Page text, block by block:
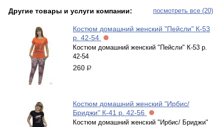
посмотреть все (20)
Другие товары и услуги компании:
Костюм домашний женский "Пейсли" К-53
р. 42-54
Костюм домашний женский "Пейсли" К-53 р.
42-54
260 р.
Костюм домашний женский "Ирбис/
Бриджи" К-41 р. 42-56
Костюм домашний женский "Ирбис/ Бриджи"